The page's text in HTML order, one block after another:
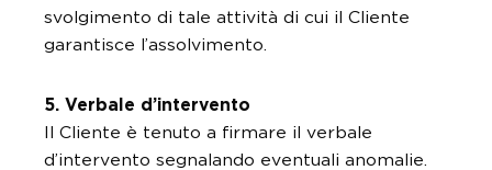
svolgimento di tale attività di cui il Cliente
garantisce l’assolvimento.
5. Verbale d’intervento
Il Cliente è tenuto a firmare il verbale
d’intervento segnalando eventuali anomalie.